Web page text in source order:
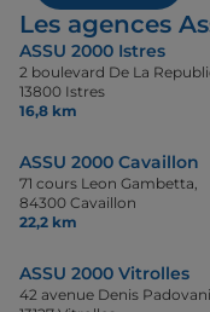
Les agences
ASSU 2000 Istres
2 boulevard De La
13800 Istres
16,8 km
ASSU 2000 Cavaillon
71 cours Leon Gambetta,
84300 Cavaillon
22,2 km
ASSU 2000 Vitrolles
42 avenue Denis